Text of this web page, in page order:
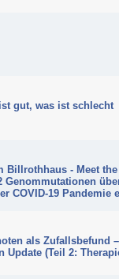
gut, was ist schlecht
Billrothhaus - Meet
Genommutationen
COVID-19 Pandemie
als Zufallsbefund
Update (Teil 2: